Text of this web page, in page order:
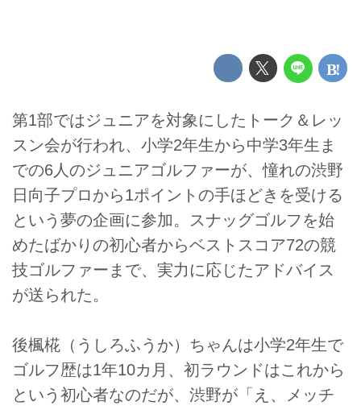
第1部ではジュニアを対象にしたトーク＆レッ
スン会が行われ、小学2年生から中学3年生ま
での6人のジュニアゴルファーが、憧れの渋野
日向子プロから1ポイントの手ほどきを受ける
という夢の企画に参加。スナッグゴルフを始
めたばかりの初心者からベストスコア72の競
技ゴルファーまで、実力に応じたアドバイス
が送られた。
後楓椛（うしろふうか）ちゃんは小学2年生で
ゴルフ歴は1年10カ月、初ラウンドはこれから
という初心者なのだが、渋野が「え、メッチ